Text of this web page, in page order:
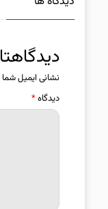
نشانی ایمیل
دیدگاه*